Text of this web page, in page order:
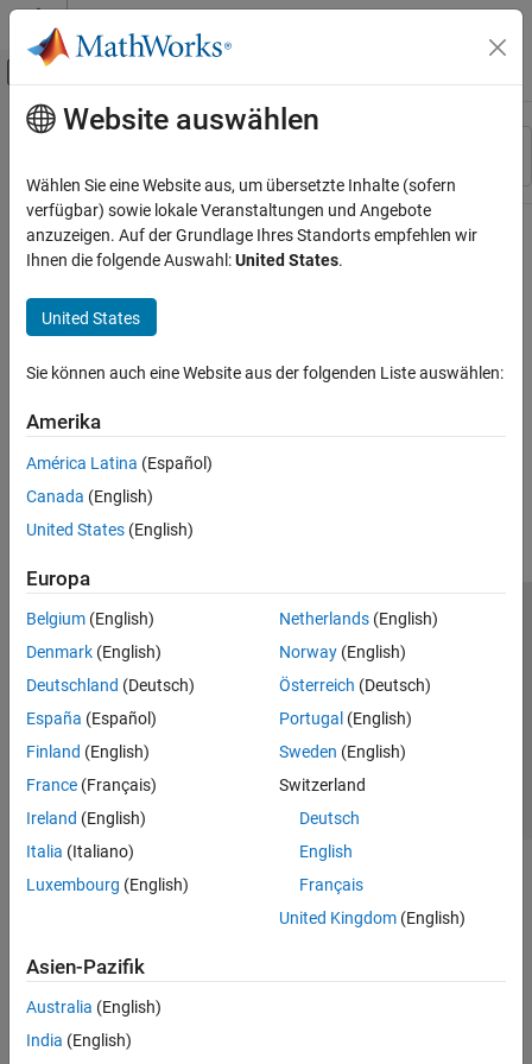
Weiter zum Inhalt
Umschaltung für Off-Canvas-
Ressource
Hauptinhalt
Website auswählen
Wählen Sie eine Website aus, um übersetzte Inhalte (sofern
verfügbar) sowie lokale Veranstaltungen und Angebote
anzuzeigen. Auf der Grundlage Ihres Standorts empfehlen wir
Ihnen die folgende Auswahl:United States.
United States
Sie können auch eine Website aus der folgenden Liste auswählen:
Amerika
América Latina (Español)
Canada (English)
United States (English)
Europa
Belgium (English)
Denmark (English)
Deutschland (Deutsch)
España (Español)
Finland (English)
France (Français)
Ireland (English)
Italia (Italiano)
Luxembourg (English)
Netherlands(English)
Norway(English)
Österreich (Deutsch)
Portugal (English)
Sweden (English)
Switzerland
Deutsch
English
Français
United Kingdom(English)
Asien-Pazifik
Australia (English)
India (English)
Trust Center
Datenschutz-Richtlinien
Datendiebstahl verhindern
Status von Anwendungen
© 1994-2026 The MathWorks, Inc.
Website auswählen
Deutschland